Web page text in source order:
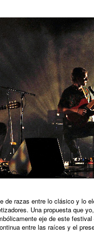
de razas entre lo clásico y lo
Una propuesta que
eje de este
entre las raíces y el